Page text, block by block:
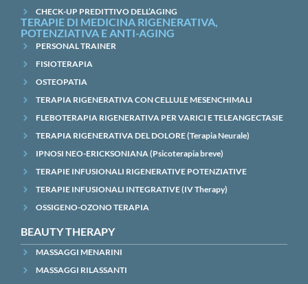
CHECK-UP PREDITTIVO DELL’AGING
TERAPIE DI MEDICINA RIGENERATIVA,
POTENZIATIVA E ANTI-AGING
PERSONAL TRAINER
FISIOTERAPIA
OSTEOPATIA
TERAPIA RIGENERATIVA CON CELLULE MESENCHIMALI
FLEBOTERAPIA RIGENERATIVA PER VARICI E TELEANGECTASIE
TERAPIA RIGENERATIVA DEL DOLORE (Terapia Neurale)
IPNOSI NEO-ERICKSONIANA (Psicoterapia breve)
TERAPIE INFUSIONALI RIGENERATIVE POTENZIATIVE
TERAPIE INFUSIONALI INTEGRATIVE (IV Therapy)
OSSIGENO-OZONO TERAPIA
BEAUTY THERAPY
MASSAGGI MENARINI
MASSAGGI RILASSANTI